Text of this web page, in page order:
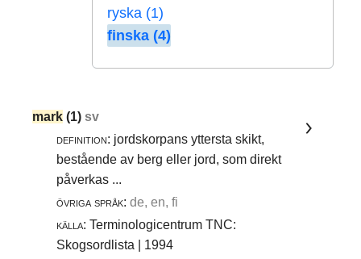
ryska (1)
finska (4)
mark (1)sv
definition: jordskorpans yttersta skikt,
bestående av berg eller jord, som direkt
påverkas ...
övriga språk: de, en, fi
källa: Terminologicentrum TNC:
Skogsordlista | 1994